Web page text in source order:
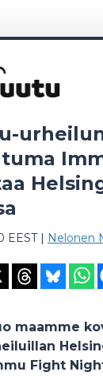
EEST| Nelonen
maamme
Fight